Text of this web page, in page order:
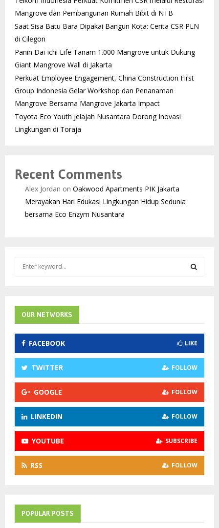
Mangrove dan Pembangunan Rumah Bibit di NTB
Saat Sisa Batu Bara Dipakai Bangun Kota: Cerita CSR PLN
di Cilegon
Panin Dai-ichi Life Tanam 1.000 Mangrove untuk Dukung
Giant Mangrove Wall di Jakarta
Perkuat Employee Engagement, China Construction First
Group Indonesia Gelar Workshop dan Penanaman
Mangrove Bersama Mangrove Jakarta Impact
Toyota Eco Youth Jelajah Nusantara Dorong Inovasi
Lingkungan di Toraja
Recent Comments
Alex Jordan on Oakwood Apartments PIK Jakarta
Merayakan Hari Edukasi Lingkungan Hidup Sedunia
bersama Eco Enzym Nusantara
f
o
:
R
C
H
OUR NETWORKS
FACEBOOK LIKE
TWITTER FOLLOW
GOOGLE FOLLOW
LINKEDIN FOLLOW
YOUTUBE SUBSCRIBE
RSS FOLLOW
POPULAR POSTS